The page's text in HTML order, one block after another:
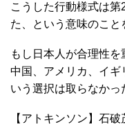
こうした行動様式は
た、という意味のこと
もし日本人が合理性を
中国、アメリカ、イギ
いう選択は取らなかっ
【アトキンソン】石